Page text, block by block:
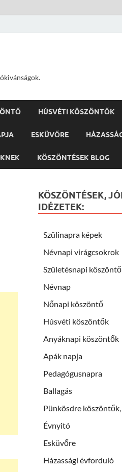
HÚSVÉTI KÖSZÖNTŐK
ESKÜVŐRE
KÖSZÖNTÉSEK BLOG
KÖSZÖNTÉSEK,
IDÉZETEK:
Szülinapra képek
Névnapi virágcsokrok
Születésnapi köszöntő
Névnap
Nőnapi köszöntő
Húsvéti köszöntők
Anyáknapi köszöntők
Apák napja
Pedagógusnapra
Ballagás
Pünkösdre
Évnyitó
Esküvőre
Házassági évforduló